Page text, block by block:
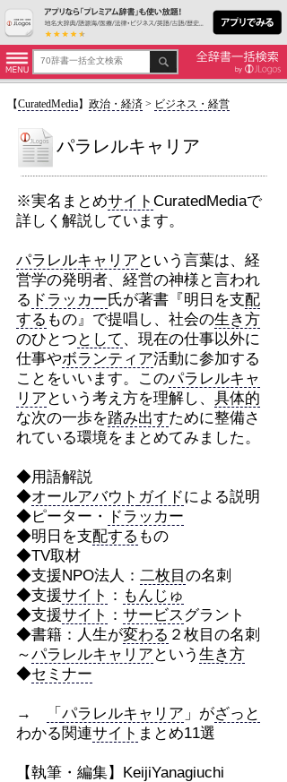
【CuratedMedia】 政治・経済> ビジネス・経営
パラレルキャリア
※実名まとめサイト CuratedMediaで
詳しく解説しています。
パラレルキャリア という言葉は、経
営学の発明者、経営の神様と言われ
る ドラッカー氏が著書『明日を支配
する もの』で提唱し、社会の生き方
のひとつ として 、現在の仕事以外に
仕事やボランティア活動に参加する
ことをいいます。このパラレルキャ
リア という考え方を理解し、 具体的
な次の一歩を踏み出すために整備さ
れている環境をまとめてみました。
◆用語解説
◆オールアバウト ガイドによる説明
◆ピーター・
ドラッカー
◆明日を支配する もの
◆TV取材
◆支援NPO法人： 二枚目の名刺
◆支援サイト ： もんじゅ
◆支援サイト ： サービス グラント
◆書籍：人生が変わる ２枚目の名刺
～パラレルキャリア という 生き方
◆セミナー
→ 「 パラレルキャリア 」がざっと
わかる関連サイト まとめ11選
【執筆・編集】KeijiYanagiuchi